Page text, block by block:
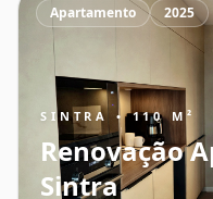
Apartamento 2025
SINTRA • 110 M²
Renovação
Sintra